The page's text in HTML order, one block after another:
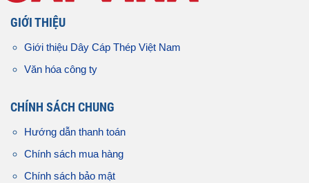
GIỚI THIỆU
Giới thiệu Dây Cáp Thép Việt Nam
Văn hóa công ty
CHÍNH SÁCH CHUNG
Hướng dẫn thanh toán
Chính sách mua hàng
Chính sách bảo mật